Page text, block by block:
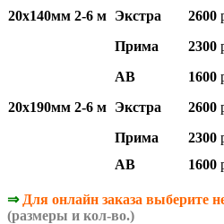
20х140мм 2-6 м Экстра 2600
Прима 2300
АВ 1600
20х190мм 2-6 м Экстра 2600
Прима 2300
АВ 1600
⇒ Для онлайн заказа выберите
(размеры и кол-во.)